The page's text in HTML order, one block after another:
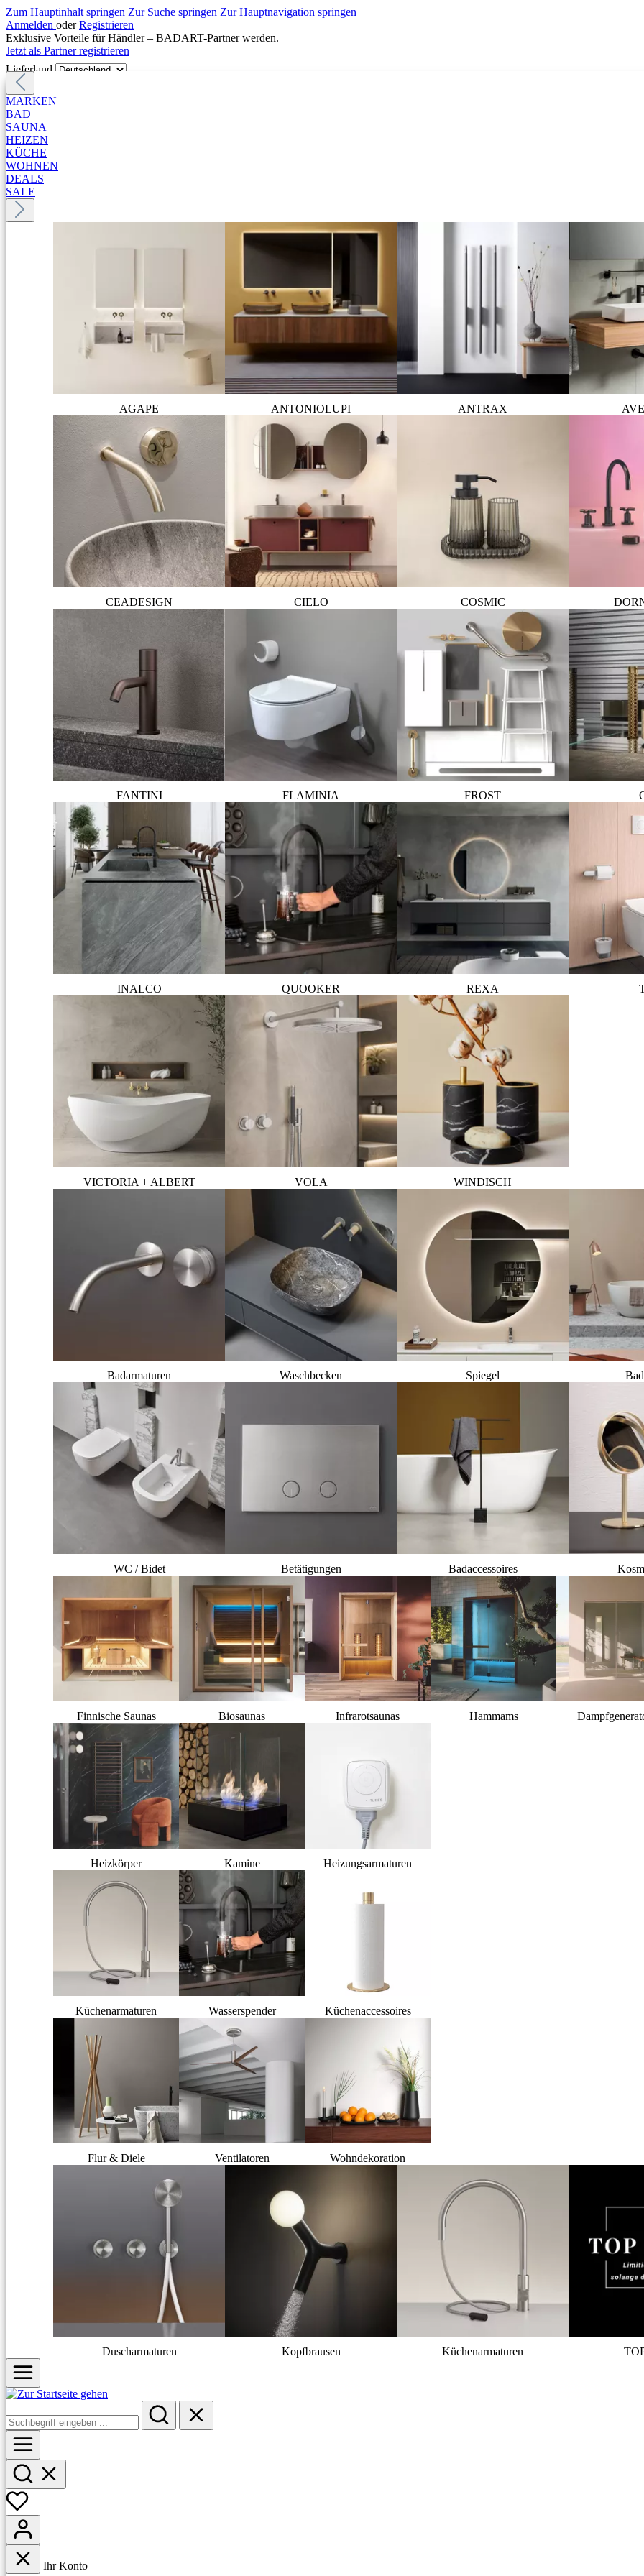
Zum Hauptinhalt springen Zur Suche springen Zur Hauptnavigation springen
Anmelden oder Registrieren
Exklusive Vorteile für Händler – BADART-Partner werden.
Jetzt als Partner registrieren
Lieferland
MARKEN
BAD
SAUNA
HEIZEN
KÜCHE
WOHNEN
DEALS
SALE
AGAPE ANTONIOLUPI ANTRAX
CEADESIGN CIELO COSMIC
FANTINI FLAMINIA FROST
INALCO QUOOKER REXA
VICTORIA + ALBERT VOLA WINDISCH
Badarmaturen Waschbecken Spiegel
WC / Bidet Betätigungen Badaccessoires
Finnische Saunas Biosaunas Infrarotsaunas Hammams
Heizkörper Kamine Heizungsarmaturen
Küchenarmaturen Wasserspender Küchenaccessoires
Flur & Diele Ventilatoren Wohndekoration
Duscharmaturen Kopfbrausen Küchenarmaturen
Ihr Konto